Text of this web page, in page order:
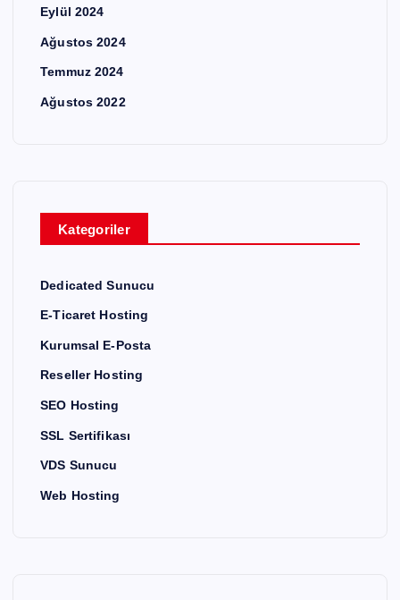
Eylül 2024
Ağustos 2024
Temmuz 2024
Ağustos 2022
Kategoriler
Dedicated Sunucu
E-Ticaret Hosting
Kurumsal E-Posta
Reseller Hosting
SEO Hosting
SSL Sertifikası
VDS Sunucu
Web Hosting